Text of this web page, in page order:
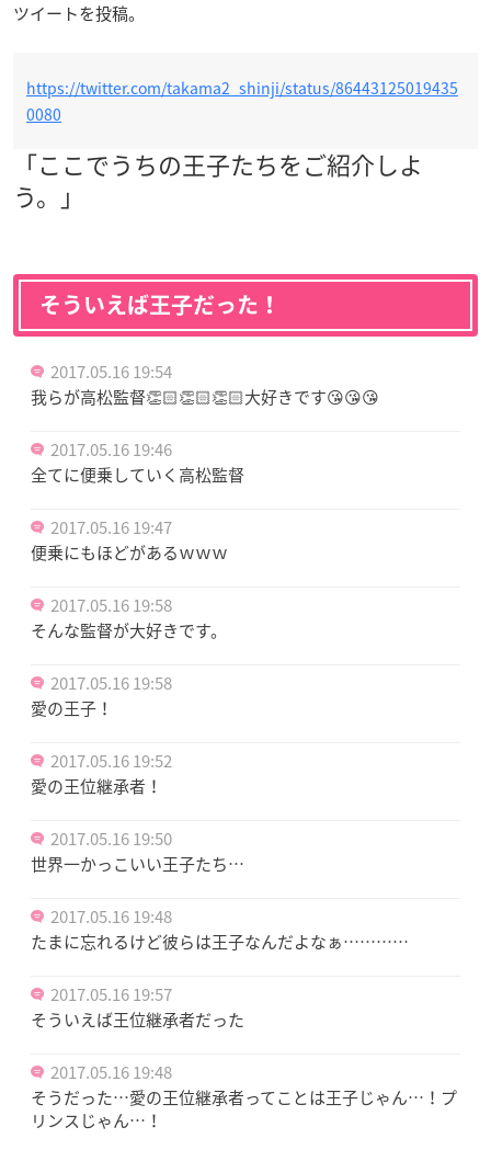
ツイートを投稿。
https://twitter.com/takama2_shinji/status/86443125019435
0080
「ここでうちの王子たちをご紹介しよ
う。」
そういえば王子だった！
2017.05.16 19:54
我らが高松監督👏🏻👏🏻👏🏻大好きです😘😘😘
2017.05.16 19:46
全てに便乗していく高松監督
2017.05.16 19:47
便乗にもほどがあるｗｗｗ
2017.05.16 19:58
そんな監督が大好きです。
2017.05.16 19:58
愛の王子！
2017.05.16 19:52
愛の王位継承者！
2017.05.16 19:50
世界一かっこいい王子たち…
2017.05.16 19:48
たまに忘れるけど彼らは王子なんだよなぁ…………
2017.05.16 19:57
そういえば王位継承者だった
2017.05.16 19:48
そうだった…愛の王位継承者ってことは王子じゃん…！プ
リンスじゃん…！